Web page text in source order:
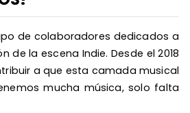
de colaboradores dedicados a
de la escena Indie. Desde el 2018
a que esta camada musical
mucha música, solo falta